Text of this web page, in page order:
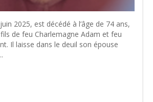
2025, est décédé à l’âge de 74 ans,
de feu Charlemagne Adam et feu
Il laisse dans le deuil son épouse